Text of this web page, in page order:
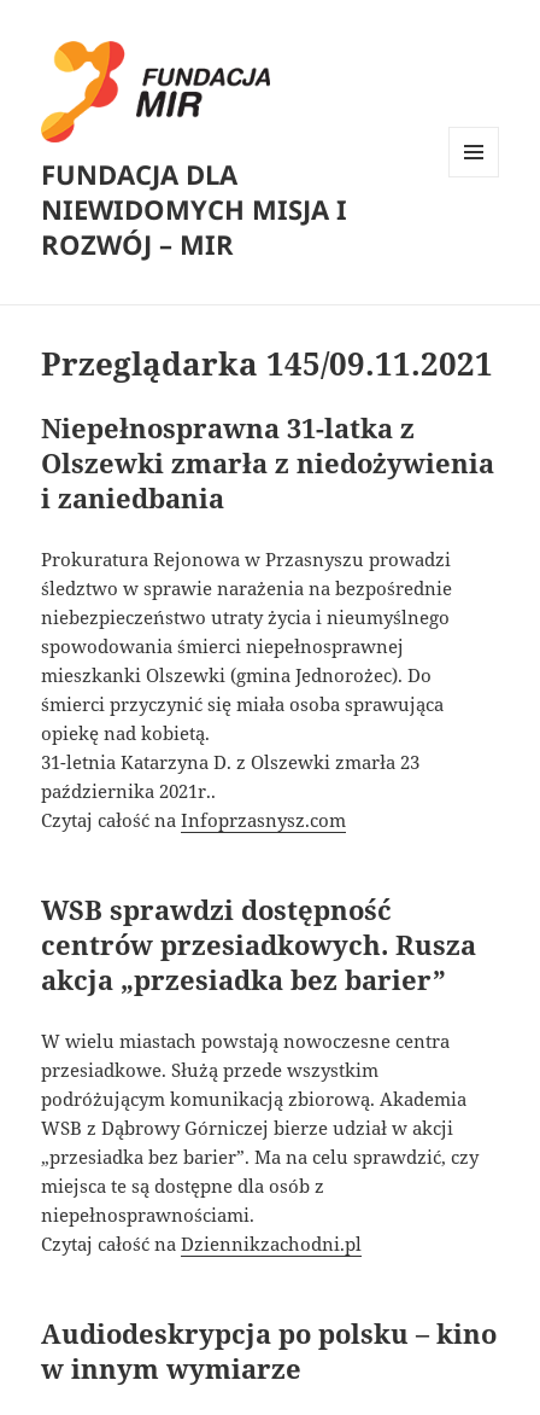
FUNDACJA DLA
NIEWIDOMYCH MISJA I
ROZWÓJ – MIR
Przeglądarka 145/09.11.2021
Niepełnosprawna 31-latka z
Olszewki zmarła z niedożywienia
i zaniedbania
Prokuratura Rejonowa w Przasnyszu prowadzi
śledztwo w sprawie narażenia na bezpośrednie
niebezpieczeństwo utraty życia i nieumyślnego
spowodowania śmierci niepełnosprawnej
mieszkanki Olszewki (gmina Jednorożec). Do
śmierci przyczynić się miała osoba sprawująca
opiekę nad kobietą.
31-letnia Katarzyna D. z Olszewki zmarła 23
października 2021r..
Czytaj całość naInfoprzasnysz.com
WSB sprawdzi dostępność
centrów przesiadkowych. Rusza
akcja „przesiadka bez barier”
W wielu miastach powstają nowoczesne centra
przesiadkowe. Służą przede wszystkim
podróżującym komunikacją zbiorową. Akademia
WSB z Dąbrowy Górniczej bierze udział w akcji
„przesiadka bez barier”. Ma na celu sprawdzić, czy
miejsca te są dostępne dla osób z
niepełnosprawnościami.
Czytaj całość naDziennikzachodni.pl
Audiodeskrypcja po polsku – kino
w innym wymiarze